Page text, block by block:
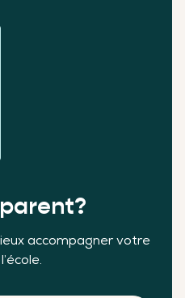
accompagner votre